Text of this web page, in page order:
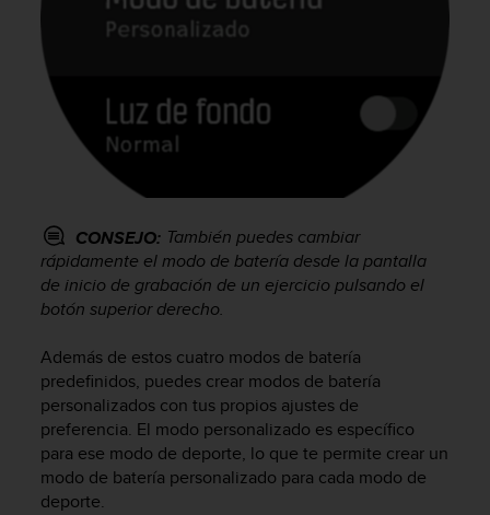
CONSEJO: También puedes cambiar
rápidamente el modo de batería desde la pantalla
de inicio de grabación de un ejercicio pulsando el
botón superior derecho.
Además de estos cuatro modos de batería
predefinidos, puedes crear modos de batería
personalizados con tus propios ajustes de
preferencia. El modo personalizado es específico
para ese modo de deporte, lo que te permite crear un
modo de batería personalizado para cada modo de
deporte.